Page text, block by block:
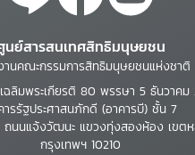
นย์สารสนเทศสิทธิมนุษยชน
านคณะกรรมการสิทธิมนุษยชนแห่งชาติ
ฉลิมพระเกียรติ 80 พรรษา 5 ธันวาคม
ารรัฐประศาสนภักดี (อาคารบี) ชั้น 7
ถนนแจ้งวัฒนะ แขวงทุ่งสองห้อง เขต
กรุงเทพฯ 10210